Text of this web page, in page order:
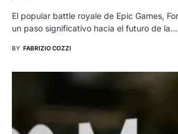
El popular battle royale de Epic Games,
un paso significativo hacia el futuro de la…
BY FABRIZIO COZZI